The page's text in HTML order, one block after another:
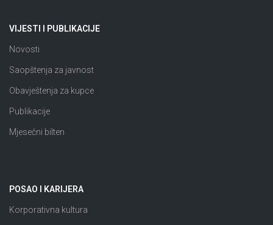
VIJESTI I PUBLIKACIJE
Novosti
Saopštenja za javnost
Obavještenja za kupce
Publikacije
Mjesečni bilten
POSAO I KARIJERA
Korporativna kultura